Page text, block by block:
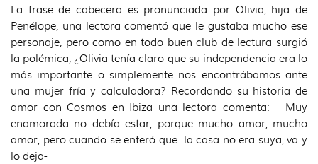
La frase de cabecera es pronunciada por Olivia, hija de
Penélope, una lectora comentó que le gustaba mucho ese
personaje, pero como en todo buen club de lectura surgió
la polémica, ¿Olivia tenía claro que su independencia era lo
más importante o simplemente nos encontrábamos ante
una mujer fría y calculadora? Recordando su historia de
amor con Cosmos en Ibiza una lectora comenta: _ Muy
enamorada no debía estar, porque mucho amor, mucho
amor, pero cuando se enteró que la casa no era suya, va y
lo deja-